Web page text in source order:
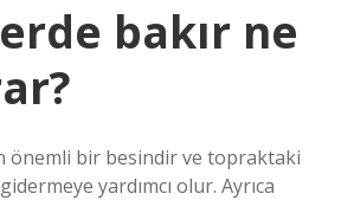
bakır ne
önemli bir besindir ve topraktaki
yardımcı olur. Ayrıca